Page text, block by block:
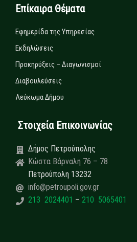
Επίκαιρα Θέματα
Εφημερίδα της Υπηρεσίας
Εκδηλώσεις
Προκηρύξεις – Διαγωνισμοί
Διαβουλεύσεις
Λεύκωμα Δήμου
Στοιχεία Επικοινωνίας
Δήμος Πετρούπολης
Κώστα Βάρναλη 76 – 78
Πετρούπολη 13232
info@petroupoli.gov.gr
213 2024401 – 210 5065401